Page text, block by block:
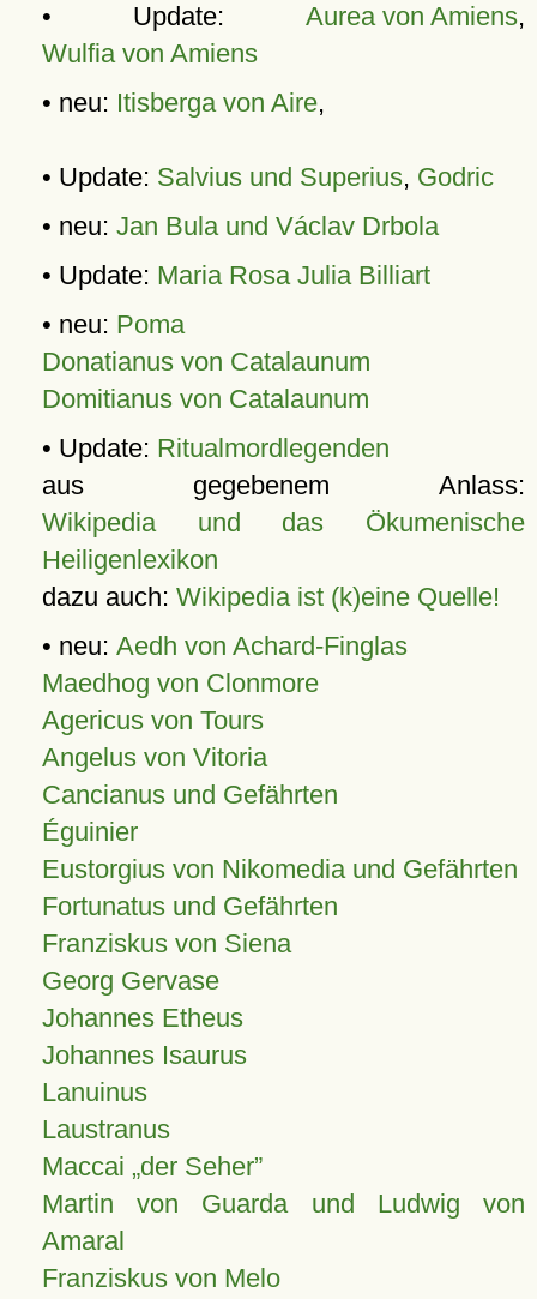
• Update: Aurea von Amiens,
Wulfia von Amiens
• neu: Itisberga von Aire,
• Update: Salvius und Superius, Godric
• neu: Jan Bula und Václav Drbola
• Update: Maria Rosa Julia Billiart
• neu: Poma
Donatianus von Catalaunum
Domitianus von Catalaunum
• Update: Ritualmordlegenden
aus gegebenem Anlass:
Wikipedia und das Ökumenische
Heiligenlexikon
dazu auch: Wikipedia ist (k)eine Quelle!
• neu: Aedh von Achard-Finglas
Maedhog von Clonmore
Agericus von Tours
Angelus von Vitoria
Cancianus und Gefährten
Éguinier
Eustorgius von Nikomedia und Gefährten
Fortunatus und Gefährten
Franziskus von Siena
Georg Gervase
Johannes Etheus
Johannes Isaurus
Lanuinus
Laustranus
Maccai „der Seher”
Martin von Guarda und Ludwig von
Amaral
Franziskus von Melo